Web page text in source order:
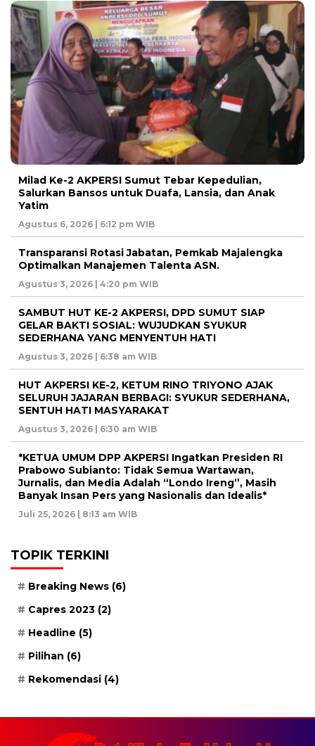
Milad Ke-2 AKPERSI Sumut Tebar Kepedulian,
Salurkan Bansos untuk Duafa, Lansia, dan Anak
Yatim
Agustus 6, 2026 | 6:12 pm WIB
Transparansi Rotasi Jabatan, Pemkab Majalengka
Optimalkan Manajemen Talenta ASN.
Agustus 3, 2026 | 4:20 pm WIB
SAMBUT HUT KE-2 AKPERSI, DPD SUMUT SIAP
GELAR BAKTI SOSIAL: WUJUDKAN SYUKUR
SEDERHANA YANG MENYENTUH HATI
Agustus 3, 2026 | 6:38 am WIB
HUT AKPERSI KE-2, KETUM RINO TRIYONO AJAK
SELURUH JAJARAN BERBAGI: SYUKUR SEDERHANA,
SENTUH HATI MASYARAKAT
Agustus 3, 2026 | 6:30 am WIB
*KETUA UMUM DPP AKPERSI Ingatkan Presiden RI
Prabowo Subianto: Tidak Semua Wartawan,
Jurnalis, dan Media Adalah “Londo Ireng”, Masih
Banyak Insan Pers yang Nasionalis dan Idealis*
Juli 25, 2026 | 8:13 am WIB
TOPIK TERKINI
Breaking News (6)
Capres 2023 (2)
Headline (5)
Pilihan (6)
Rekomendasi (4)